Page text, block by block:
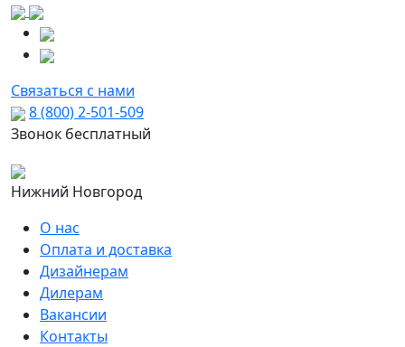
Связаться с нами
8 (800) 2-501-509
Звонок бесплатный
Нижний Новгород
О нас
Оплата и доставка
Дизайнерам
Дилерам
Вакансии
Контакты